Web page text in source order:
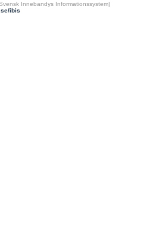
Innebandys Informationssystem)
ibis